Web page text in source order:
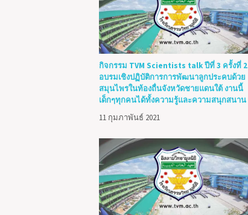
กิจกรรม TVM Scientists talk ปีที่ 3 ครั้งที่ 2
อบรมเชิงปฏิบัติการการพัฒนาลูกประคบด้วย
สมุนไพรในท้องถื่นจังหวัดชายแดนใต้ งานนี้
เด็กๆทุกคนได้ทั้งความรู้และความสนุกสนาน
11 กุมภาพันธ์ 2021